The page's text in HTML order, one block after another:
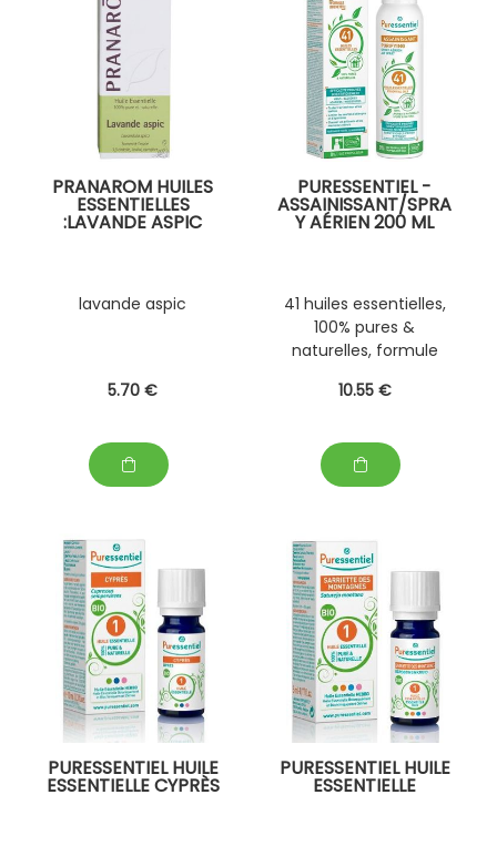
PRANAROM HUILES
ESSENTIELLES
:LAVANDE ASPIC
lavande aspic
5.70 €
PURESSENTIEL -
ASSAINISSANT/SPRA
Y AÉRIEN 200 ML
41 huiles essentielles,
100% pures &
naturelles, formule
10.55 €
PURESSENTIEL HUILE
ESSENTIELLE CYPRÈS
PURESSENTIEL HUILE
ESSENTIELLE